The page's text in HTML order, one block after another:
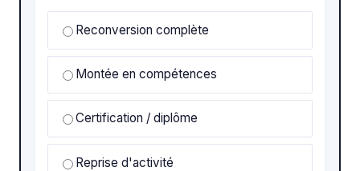
Reconversion complète
Montée en compétences
Certification / diplôme
Reprise d'activité